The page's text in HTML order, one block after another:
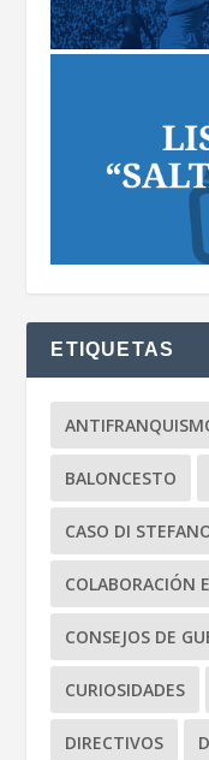
ETIQUETAS
BALONCESTO
CASO DI
COLABORACIÓN
CONSEJOS DE
CURIOSIDADES
DIRECTIVOS